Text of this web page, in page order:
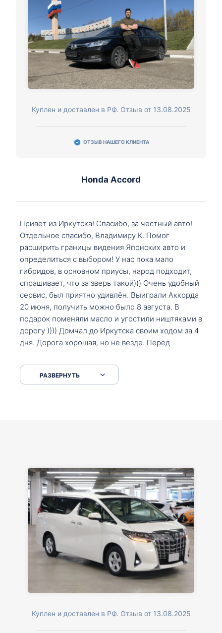
Куплен и доставлен в РФ. Отзыв от 13.08.2025
ОТЗЫВ НАШЕГО КЛИЕНТА
Honda Accord
Привет из Иркутска! Спасибо, за честный авто!
Отдельное спасибо, Владимиру К. Помог
расширить границы видения Японских авто и
определиться с выбором! У нас пока мало
гибридов, в основном приусы, народ подходит,
спрашивает, что за зверь такой))) Очень удобный
сервис, был приятно удивлён. Выиграли Аккорда
20 июня, получить можно было 8 августа. В
подарок поменяли масло и угостили ништяками в
дорогу )))) Домчал до Иркутска своим ходом за 4
дня. Дорога хорошая, но не везде. Перед
серпантинах по пути следования.
РАЗВЕРНУТЬ
Куплен и доставлен в РФ. Отзыв от 13.08.2025